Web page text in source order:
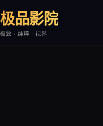
极品影院
极致 · 纯粹 · 视界